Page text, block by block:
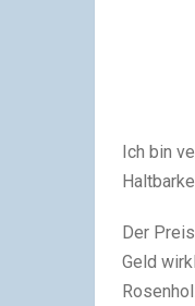
Ich bin
Der
Geld